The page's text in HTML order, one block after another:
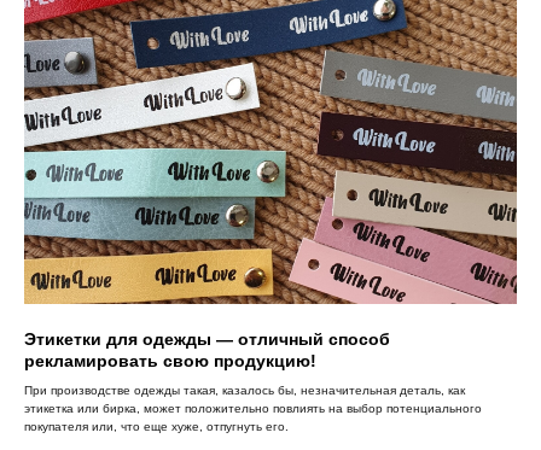
Этикетки для одежды — отличный способ
рекламировать свою продукцию!
При производстве одежды такая, казалось бы, незначительная деталь, как
этикетка или бирка, может положительно повлиять на выбор потенциального
покупателя или, что еще хуже, отпугнуть его.